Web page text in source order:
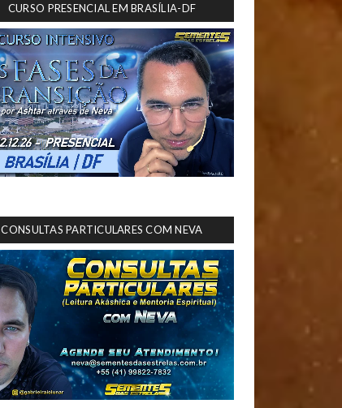
CURSO PRESENCIAL EM BRASÍLIA-DF
CONSULTAS PARTICULARES COM NEVA